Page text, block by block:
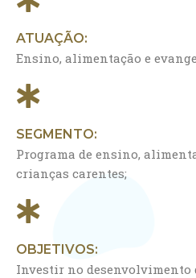
ATUAÇÃO:
Ensino, alimentação e
SEGMENTO:
Programa de ensino,
crianças carentes;
OBJETIVOS:
Investir no desenvolvimento